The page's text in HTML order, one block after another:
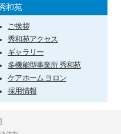
和苑
ご挨拶
秀和苑アクセス
ギャラリー
多機能型事業所 秀和苑
ケアホーム ヨロン
採用情報